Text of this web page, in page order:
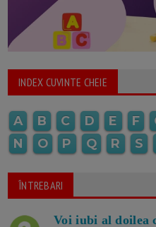
INDEX CUVINTE CHEIE
A B C D E F
N
O P Q R S
ÎNTREBARI
Voi iubi al doilea